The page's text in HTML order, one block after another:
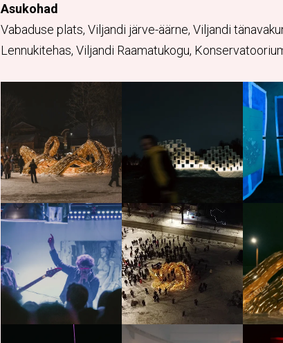
Asukohad
Vabaduse plats, Viljandi järve-äärne, Viljandi
Lennukitehas, Viljandi Raamatukogu,